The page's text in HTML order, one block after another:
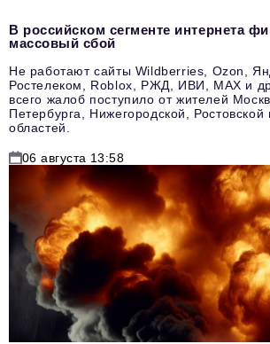
В российском сегменте интернета
массовый сбой
Не работают сайты Wildberries, Ozon,
Ростелеком, Roblox, РЖД, ИВИ, MAX и
всего жалоб поступило от жителей
Петербурга, Нижегородской,
областей.
06 августа 13:58